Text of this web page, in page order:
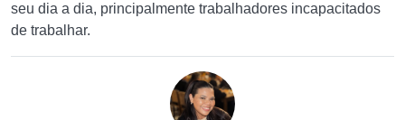
seu dia a dia, principalmente trabalhadores incapacitados
de trabalhar.